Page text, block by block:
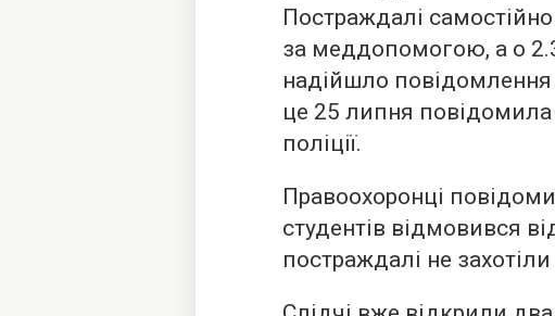
Постраждалі
за меддопомогою, а о
надійшло
це 25 липня
поліції.
Правоохоронці
студентів відмовився
постраждалі не